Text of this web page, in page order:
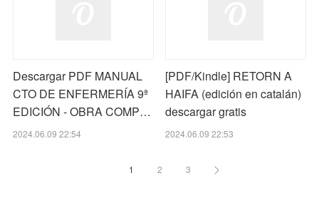
Descargar PDF MANUAL
CTO DE ENFERMERÍA 9ª
EDICIÓN - OBRA COMP…
2024.06.09 22:54
[PDF/Kindle] RETORN A
HAIFA (edición en catalán)
descargar gratis
2024.06.09 22:53
1 2 3